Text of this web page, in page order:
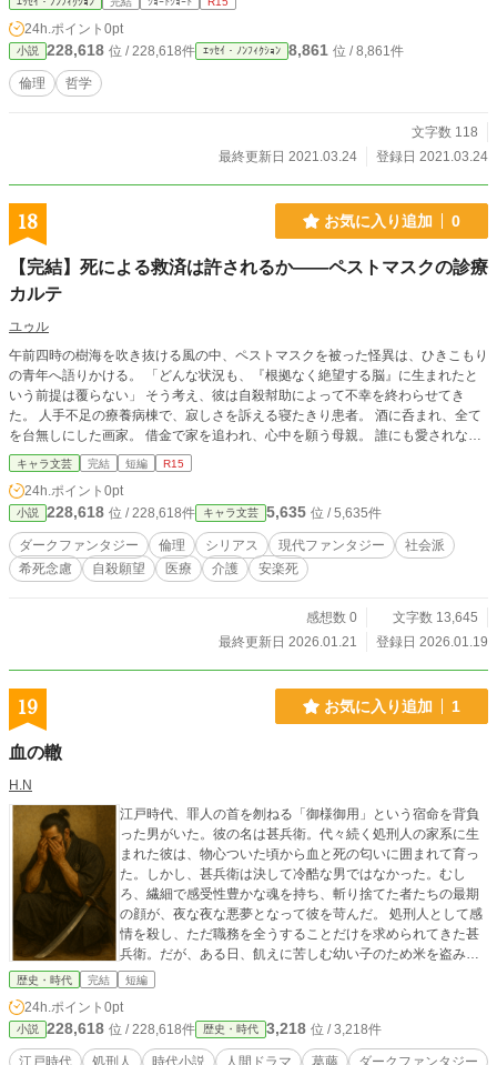
24h.ポイント 0pt
小説 228,618 位 / 228,618件 ｴｯｾｲ・ﾉﾝﾌｨｸｼｮﾝ 8,861 位 / 8,861件
倫理 哲学
文字数 118
最終更新日 2021.03.24
登録日 2021.03.24
18 お気に入り追加 0
【完結】死による救済は許されるか――ペストマスクの診療
カルテ
ユゥル
午前四時の樹海を吹き抜ける風の中、ペストマスクを被った怪異は、ひきこもり
の青年へ語りかける。 「どんな状況も、『根拠なく絶望する脳』に生まれたと
いう前提は覆らない」 そう考え、彼は自殺幇助によって不幸を終わらせてき
た。 人手不足の療養病棟で、寂しさを訴える寝たきり患者。 酒に呑まれ、全て
を台無しにした画家。 借金で家を追われ、心中を願う母親。 誰にも愛されない
まま、死を証明に使おうとした少女。 責任に押し潰され、すべてから遁走した
中年男。 死にたい理由も、形も違う。 「心の苦しみは比較できない。『死に値
する苦しみである』と当人が感じれば、それは等価だ」 彼が差し出すのは、一
本のメス。 触れれば願いは叶い、代わりに『死の想い』は次の誰かを救う。 終
わらない救済の循環――のはずだった。 しかし、同じく救済を願う魔法具屋ミ
ミコッテは告げる。 「自死の間際、人は視野が極端に狭くなることがある。今
のあなたのやり方では、『救えたかもしれない人』が混ざってしまう」 これ
キャラ文芸 完結 短編 R15
24h.ポイント 0pt
小説 228,618 位 / 228,618件 キャラ文芸 5,635 位 / 5,635件
ダークファンタジー 倫理 シリアス 現代ファンタジー
社会派
希死念慮
自殺願望 医療 介護 安楽死
感想数 0
文字数 13,645
最終更新日 2026.01.21
登録日 2026.01.19
19 お気に入り追加 1
血の轍
H.N
江戸時代、罪人の首を刎ねる「御様御用」という宿命を背負
った男がいた。彼の名は甚兵衛。代々続く処刑人の家系に生
まれた彼は、物心ついた頃から血と死の匂いに囲まれて育っ
た。しかし、甚兵衛は決して冷酷な男ではなかった。むし
ろ、繊細で感受性豊かな魂を持ち、斬り捨てた者たちの最期
の顔が、夜な夜な悪夢となって彼を苛んだ。 処刑人として感
情を殺し、ただ職務を全うすることだけを求められてきた甚
兵衛。だが、ある日、飢えに苦しむ幼い子のため米を盗み、
処刑される女おきぬと対峙する。その澄んだ瞳に宿る母の深
られた人間性を呼び覚ます。 甚兵衛の苦悩が深まる中、彼の
前に、おきぬの兄と名乗る謎の浪人権蔵が現れる。妹の復讐
に燃える権蔵の憎悪は、甚兵衛の心に決定的な問いを突きつ
歴史・時代 完結 短編
24h.ポイント 0pt
小説 228,618 位 / 228,618件 歴史・時代 3,218 位 / 3,218件
江戸時代 処刑人 時代小説 人間ドラマ 葛藤
ダークファンタジー